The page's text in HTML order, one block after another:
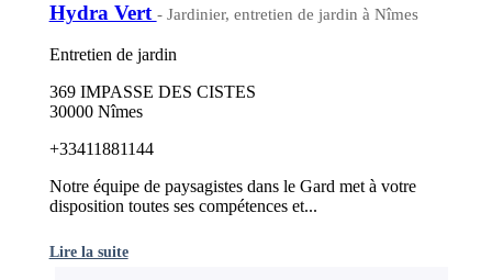
Hydra Vert - Jardinier, entretien de jardin à Nîmes
Entretien de jardin
369 IMPASSE DES CISTES
30000 Nîmes
+33411881144
Notre équipe de paysagistes dans le Gard met à votre
disposition toutes ses compétences et...
Lire la suite